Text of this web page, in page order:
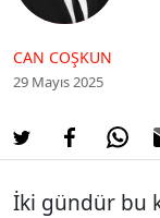
CAN COŞKUN
29 Mayıs 2025
İki gündür bu